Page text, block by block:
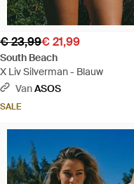
€ 23,99€ 21,99
South Beach
X Liv Silverman - Blauw
VanASOS
SALE